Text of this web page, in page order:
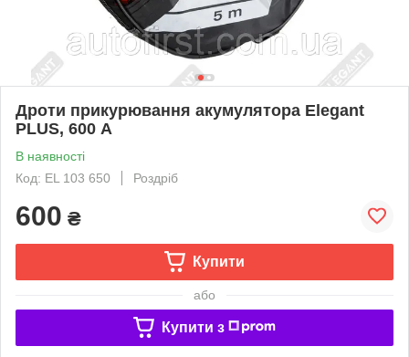
Дроти прикурювання акумулятора Elegant
PLUS, 600 А
В наявності
Код: EL 103 650
Роздріб
600 ₴
Купити
або
Купити з